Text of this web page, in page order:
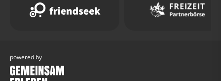
powered by